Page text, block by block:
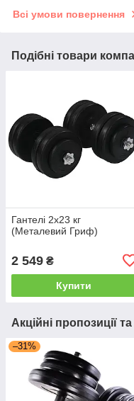
Всі умови повернення
Подібні товари
Гантелі 2х23 кг
(Металевий Гриф)
2 549 ₴
Купити
Акційні пропозиції
–31%